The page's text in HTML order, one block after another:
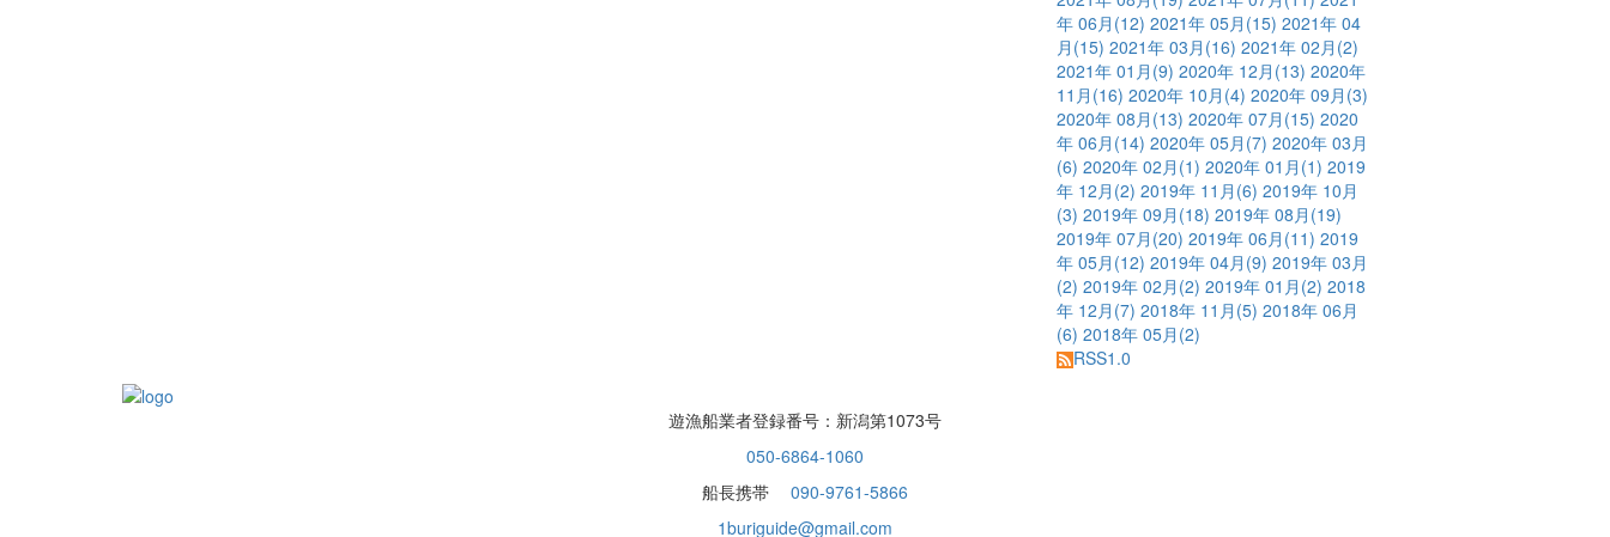
年 06月 (12) 2021年 05月 (15) 2021年 04
月 (15) 2021年 03月 (16) 2021年 02月 (2)
2021年 01月 (9) 2020年 12月 (13) 2020年
11月 (16) 2020年 10月 (4) 2020年 09月 (3)
2020年 08月 (13) 2020年 07月 (15) 2020
年 06月 (14) 2020年 05月 (7) 2020年 03月
(6) 2020年 02月 (1) 2020年 01月 (1) 2019
年 12月 (2) 2019年 11月 (6) 2019年 10月
(3) 2019年 09月 (18) 2019年 08月 (19)
2019年 07月 (20) 2019年 06月 (11) 2019
年 05月 (12) 2019年 04月 (9) 2019年 03月
(2) 2019年 02月 (2) 2019年 01月 (2) 2018
年 12月 (7) 2018年 11月 (5) 2018年 06月
(6) 2018年 05月 (2)
RSS1.0
遊漁船業者登録番号：新潟第1073号
050-6864-1060
船長携帯
090-9761-5866
1buriguide@gmail.com